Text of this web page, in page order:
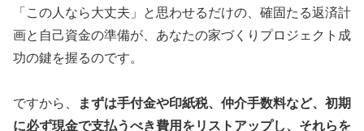
「この人なら大丈夫」と思わせるだけの、確固たる返済計
画と自己資金の準備が、あなたの家づくりプロジェクト成
功の鍵を握るのです。
ですから、
まずは手付金や印紙税、仲介手数料など、初期
に必ず現金で支払うべき費用をリストアップし、それらを